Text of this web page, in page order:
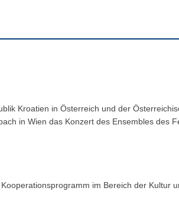
Kroatien in Österreich und der
in Wien das Konzert des Ensembles des
im Bereich der Kultur